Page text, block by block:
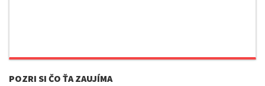
POZRI SI ČO ŤA ZAUJÍMA